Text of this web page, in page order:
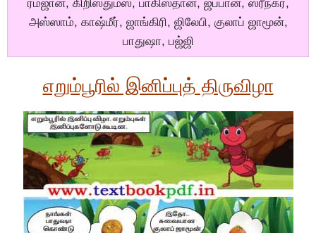
ரம்ஜான், கிறிஸ்துமஸ், பாகிஸ்தான், ஜப்பான், ஸ்ரீநகர்,
அஸ்ஸாம், காஷ்மீர், ஜாங்கிரி, ஜிலேபி, குலாப் ஜாமூன்,
பாதுஷா, பஜ்ஜி
எறும்பூரில் இனிப்புத் திருவிழா